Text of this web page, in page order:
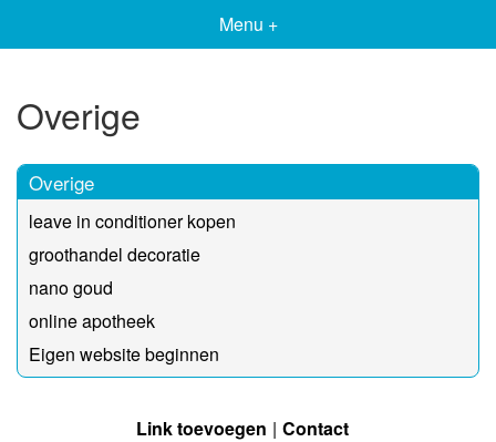
Menu +
Overige
Overige
leave in conditioner kopen
groothandel decoratie
nano goud
online apotheek
Eigen website beginnen
Link toevoegen Contact